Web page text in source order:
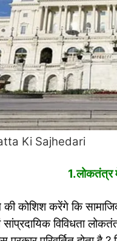
Ki Sajhedari
1.लोकतंत्र
कोशिश करेंगे कि
सांप्रदायिक विविधता